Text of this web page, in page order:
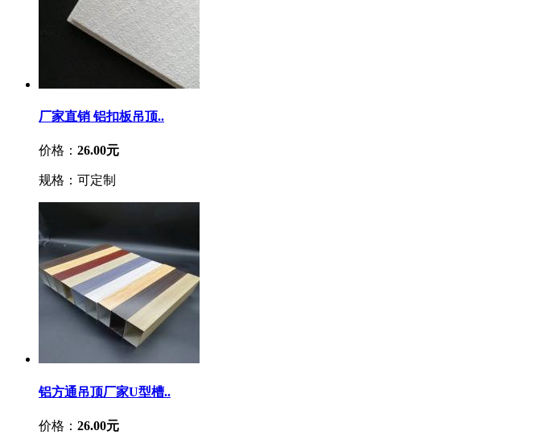
厂家直销 铝扣板吊顶..
价格： 26.00元
规格：可定制
铝方通吊顶厂家U型槽..
价格： 26.00元